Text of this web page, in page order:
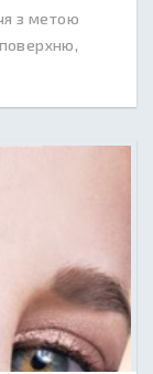
з метою
поверхню,